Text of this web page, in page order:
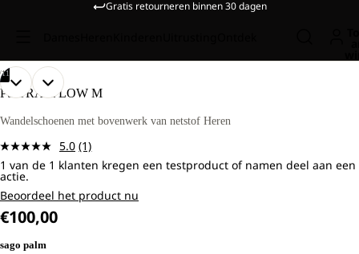
Gratis retourneren binnen 30 dagen
11
AFBEELDING
IN
SCHERM
AFBEELDING
IN
SCHERM
AFBEELDING
IN
SCHERM
AFBEELDING
IN
SCHERM
AFBEELDING
IN
SCHERM
AFBEELDING
IN
SCHERM
AFBEELDING
IN
SCHERM
AFBEELDING
IN
SCHERM
AFBEELDING
IN
SCHERM
AFBEELDING
IN
SCHERM
AFBEELDING
IN
SCHERM
PS TRAIL LOW M
Wandelschoenen met bovenwerk van netstof Heren
5.0 Lees
1
Dezelfde
paginalink.
(1)
1 van de 1 klanten kregen een testproduct of namen deel aan een
actie.
Beoordeel het product nu
€100,00
sago palm